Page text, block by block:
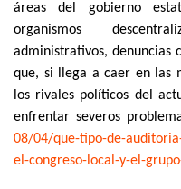
áreas del gobierno
organismos
administrativos, denuncias
que, si llega a caer en las
los rivales políticos del
enfrentar severos
08/04/que-tipo-de-
el-congreso-local-y-el-